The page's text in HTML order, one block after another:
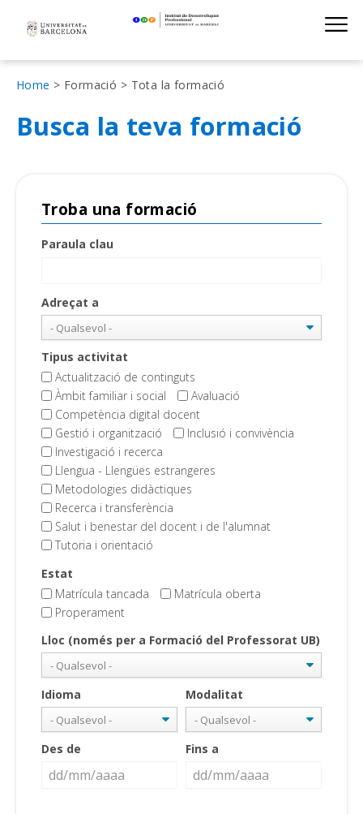
navigation
Institut de
Fil
d'Ariadna
Home Formació Tota la formació
Busca la teva formació
Troba una formació
Paraula clau
Adreçat a
Tipus activitat
Actualització de continguts
Àmbit familiar i social
Avaluació
Competència digital docent
Gestió i organització
Inclusió i convivència
Investigació i recerca
Llengua - Llengües estrangeres
Metodologies didàctiques
Recerca i transferència
Salut i benestar del docent i de l'alumnat
Tutoria i orientació
Estat
Matrícula tancada
Matrícula oberta
Properament
Lloc (només per a Formació del Professorat UB)
Idioma Modalitat
Des de Fins a